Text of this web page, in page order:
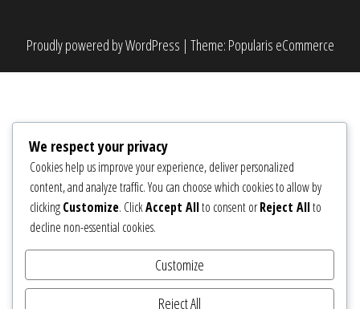
Proudly powered byWordPress | Theme: Popularis eCommerce
We respect your privacy
Cookies help us improve your experience, deliver personalized
content, and analyze traffic. You can choose which cookies to allow by
clickingCustomize. ClickAccept Allto consent orReject Allto
decline non-essential cookies.
Customize
Reject All